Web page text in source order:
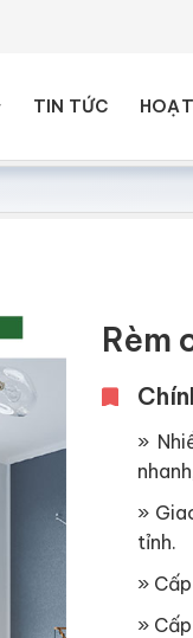
TIN TỨC
Rèm
»
»
tỉnh.
»
»